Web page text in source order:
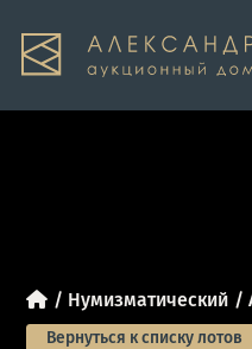
Нумизматический
Вернуться к списку лотов